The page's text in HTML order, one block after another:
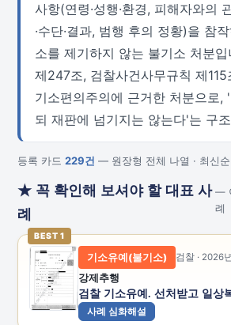
사항(연령·성행·환경, 피해자와의
·수단·결과, 범행 후의 정황)을 참
소를 제기하지 않는 불기소 처분
제247조, 검찰사건사무규칙 제
기소편의주의에 근거한 처분으로,
되 재판에 넘기지는 않는다'는 구
등록 카드 229건 — 원장형 전체 나열 · 최신순
★ 꼭 확인해 보셔야 할 대표 사
례
—
례
BEST 1
기소유예(불기소) 검찰 · 2026
강제추행
검찰 기소유예. 선처받고 일상
사례 심화해설